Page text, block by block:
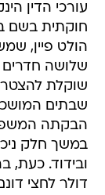
עורכי הדין
חוקתית בשם
הולט פיין,
שוקלת
שבתים
הבקתה
במשך חלק
דולר לחצי